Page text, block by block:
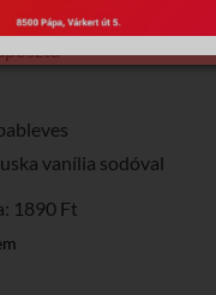
vanília sodóval
1890 Ft